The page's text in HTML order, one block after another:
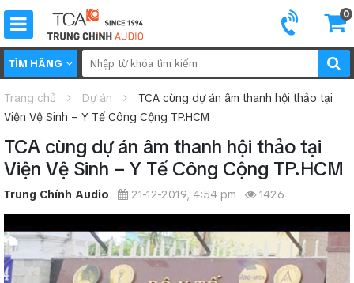
0
TÌM HÃNG
Trang chủ Dự án
TCA cùng dự án âm thanh hội thảo tại
Viện Vệ Sinh – Y Tế Công Cộng TP.HCM
TCA cùng dự án âm thanh hội thảo tại
Viện Vệ Sinh – Y Tế Công Cộng TP.HCM
Trung Chính Audio 21-12-2019, 4:54 pm 1426